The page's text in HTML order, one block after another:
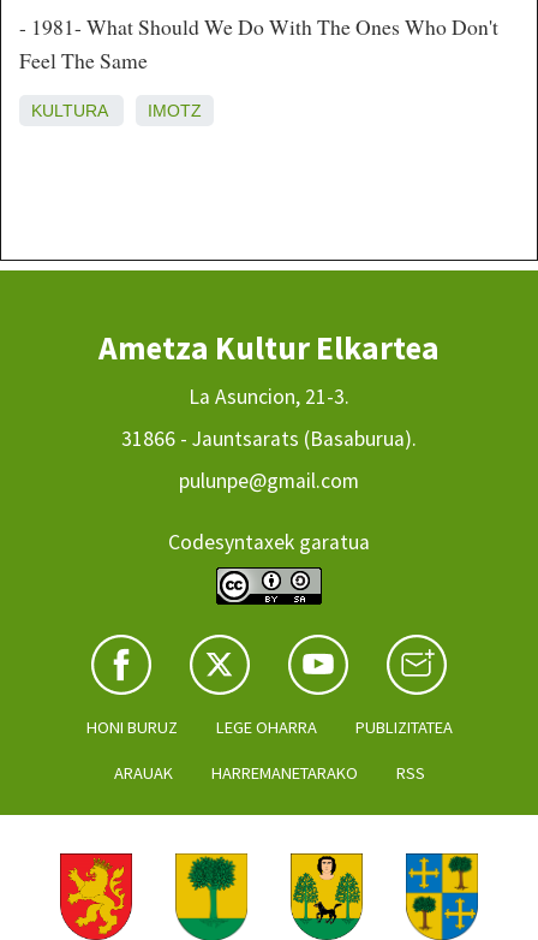
- 1981- What Should We Do With The Ones Who Don't
Feel The Same
KULTURA IMOTZ
Ametza Kultur Elkartea
La Asuncion, 21-3.
31866 - Jauntsarats (Basaburua).
pulunpe@gmail.com
Codesyntaxek garatua
HONI BURUZ LEGE OHARRA PUBLIZITATEA
ARAUAK HARREMANETARAKO RSS